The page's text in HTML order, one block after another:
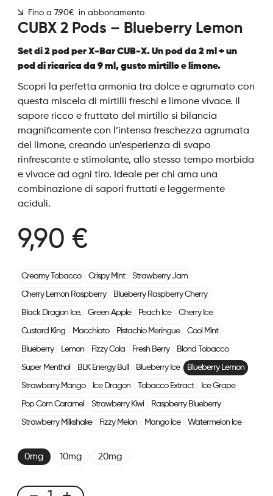
Fino a 7.90€ in abbonamento
CUBX 2 Pods – Blueberry Lemon
Set di 2 pod per X-Bar CUB-X. Un pod da 2 ml + un
pod di ricarica da 9 ml, gusto mirtillo e limone.
Scopri la perfetta armonia tra dolce e agrumato con
questa miscela di mirtilli freschi e limone vivace. Il
sapore ricco e fruttato del mirtillo si bilancia
magnificamente con l’intensa freschezza agrumata
del limone, creando un’esperienza di svapo
rinfrescante e stimolante, allo stesso tempo morbida
e vivace ad ogni tiro. Ideale per chi ama una
combinazione di sapori fruttati e leggermente
aciduli.
9,90 €
Creamy Tobacco Crispy Mint Strawberry Jam
Cherry Lemon Raspberry Blueberry Raspberry Cherry
Black Dragon Ice. Green Apple Peach Ice Cherry Ice
Custard King Macchiato Pistachio Meringue Cool Mint
Blueberry Lemon Fizzy Cola Fresh Berry Blond Tobacco
Super Menthol BLK Energy Bull Blueberry Ice Blueberry Lemon
Strawberry Mango Ice Dragon Tobacco Extract Ice Grape
Pop Corn Caramel Strawberry Kiwi Raspberry Blueberry
Strawberry Milkshake Fizzy Melon Mango Ice Watermelon Ice
0mg 10mg 20mg